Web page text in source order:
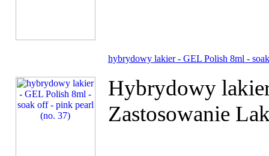
hybrydowy lakier - GEL Polish 8ml -
Hybrydowy
Zastosowanie